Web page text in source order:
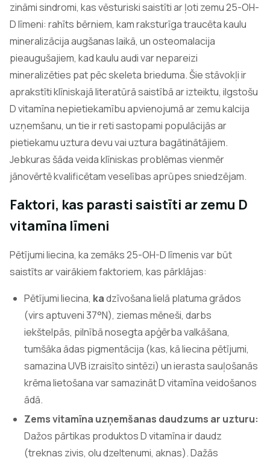
zināmi sindromi, kas vēsturiski saistīti ar ļoti zemu 25-OH-
D līmeni: rahīts bērniem, kam raksturīga traucēta kaulu
mineralizācija augšanas laikā, un osteomalacija
pieaugušajiem, kad kaulu audi var nepareizi
mineralizēties pat pēc skeleta brieduma. Šie stāvokļi ir
aprakstīti klīniskajā literatūrā saistībā ar izteiktu, ilgstošu
D vitamīna nepietiekamību apvienojumā ar zemu kalcija
uzņemšanu, un tie ir reti sastopami populācijās ar
pietiekamu uztura devu vai uztura bagātinātājiem.
Jebkuras šāda veida klīniskas problēmas vienmēr
jānovērtē kvalificētam veselības aprūpes sniedzējam.
Faktori, kas parasti saistīti ar zemu D
vitamīna līmeni
Pētījumi liecina, ka zemāks 25-OH-D līmenis var būt
saistīts ar vairākiem faktoriem, kas pārklājas:
Pētījumi liecina, kadzīvošana lielā platuma grādos
(virs aptuveni 37°N), ziemas mēneši, darbs
iekštelpās, pilnībā nosegta apģērba valkāšana,
tumšāka ādas pigmentācija (kas, kā liecina pētījumi,
samazina UVB izraisīto sintēzi) un ierasta sauļošanās
krēma lietošana var samazināt D vitamīna veidošanos
ādā.
Zems vitamīna uzņemšanas daudzums ar uzturu:
Dažos pārtikas produktos D vitamīna ir daudz
(treknas zivis, olu dzeltenumi, aknas). Dažās